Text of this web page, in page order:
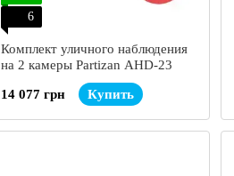
6
Комплект уличного наблюдения
на 2 камеры Partizan AHD-23
14 077 грн Купить